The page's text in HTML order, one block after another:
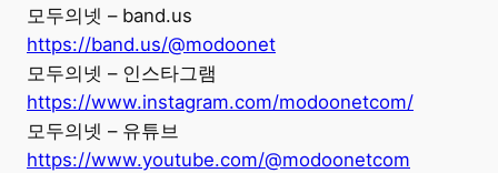
모두의넷 – band.us
https://band.us/@modoonet
모두의넷 – 인스타그램
https://www.instagram.com/modoonetcom/
모두의넷 – 유튜브
https://www.youtube.com/@modoonetcom